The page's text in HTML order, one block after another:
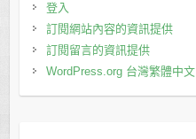
登入
訂閱網站內容的資訊提供
訂閱留言的資訊提供
WordPress.org 台灣繁體中文